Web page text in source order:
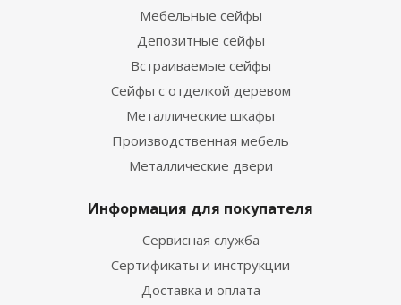
Мебельные сейфы
Депозитные сейфы
Встраиваемые сейфы
Сейфы с отделкой деревом
Металлические шкафы
Производственная мебель
Металлические двери
Информация для покупателя
Сервисная служба
Сертификаты и инструкции
Доставка и оплата